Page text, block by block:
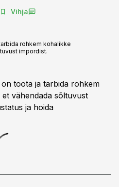
Vihja
rohkem kohalikke
impordist.
toota ja tarbida rohkem
vähendada sõltuvust
ja hoida